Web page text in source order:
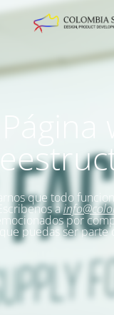
que todo
a
por
que puedas ser parte